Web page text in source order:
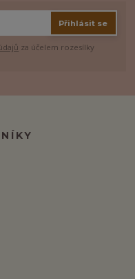
Přihlásit se
za účelem rozesílky